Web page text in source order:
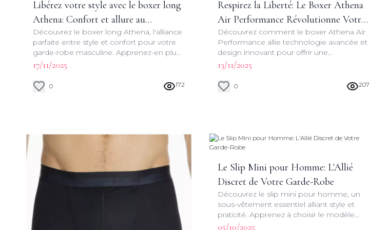
Libérez votre style avec le boxer long
Athena: Confort et allure au
quotidien
Découvrez le boxer long Athena, l'alliance
parfaite entre style et confort pour votre
garde-robe masculine. Apprenez-en plus
sur ses caractéristiques uniques et
comment l'intégrer à votre look
quotidien.
17/11/2025
0 172
Respirez la Liberté: Le Boxer Athena
Air Performance Révolutionne Votre
Garde-Robe
Découvrez comment le boxer Athena Air
Performance allie technologie avancée et
design innovant pour offrir une
expérience inégalée. Plongez dans le
futur du sous-vêtement masculin.
13/11/2025
0 207
Le Slip Mini pour Homme: L'Allié
Discret de Votre Garde-Robe
Découvrez le slip mini pour homme, un
sous-vêtement essentiel alliant style et
praticité. Apprenez à choisir le modèle
parfait et à l'intégrer dans votre quotidien
05/10/2025